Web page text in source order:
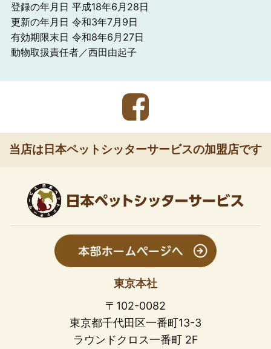
登録の年月日 平成18年6月28日
更新の年月日 令和3年7月9日
有効期限末日 令和8年6月27日
動物取扱責任者／西田由起子
当店は日本ペットシッターサービスの加盟店です
東京本社
〒102-0082
東京都千代田区一番町13-3
ラウンドクロス一番町 2F